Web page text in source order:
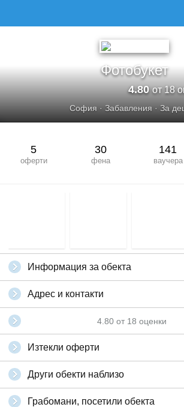
Фотобукет
4.80от 18
София· Забавления· За
5
оферти
30
фена
141
ваучера
Информация за обекта
Адрес и контакти
4.80 от 18 оценки
Изтекли оферти
Други обекти наблизо
Грабомани, посетили обекта